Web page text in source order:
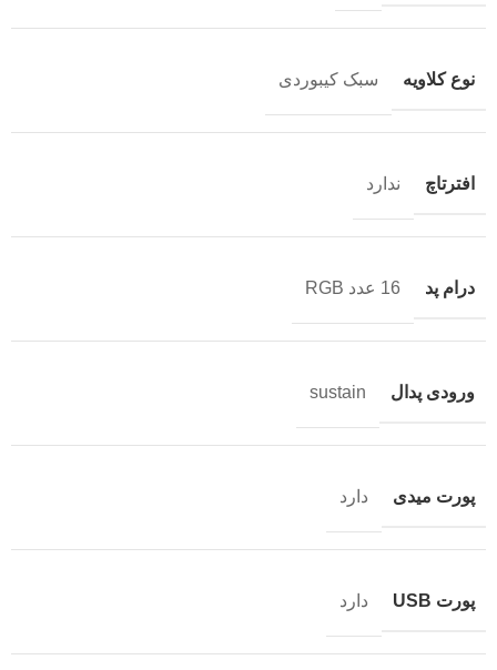
نوع کلاویه سبک کیبوردی
افترتاچ ندارد
درام پد 16 عدد RGB
ورودی پدال sustain
پورت میدی دارد
پورت USB دارد